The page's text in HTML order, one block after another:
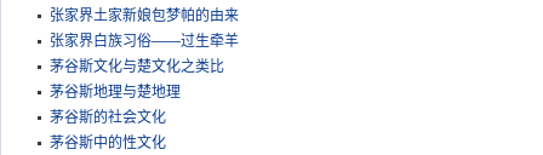
张家界土家新娘包梦帕的由来
张家界白族习俗——过生牵羊
茅谷斯文化与楚文化之类比
茅谷斯地理与楚地理
茅谷斯的社会文化
茅谷斯中的性文化